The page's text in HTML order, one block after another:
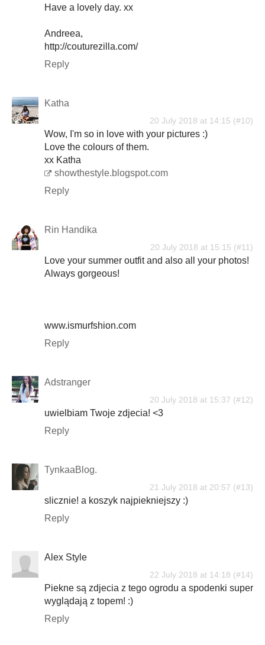
Have a lovely day. xx
Andreea,
http://couturezilla.com/
Reply
Katha
20 July 2018 at 14:15
Wow, I'm so in love with your pictures :)
Love the colours of them.
xx Katha
showthestyle.blogspot.com
Reply
Rin Handika
20 July 2018 at 15:15
Love your summer outfit and also all your photos!
Always gorgeous!
www.ismurfshion.com
Reply
Adstranger
20 July 2018 at 15:37
uwielbiam Twoje zdjecia! <3
Reply
TynkaaBlog.
21 July 2018 at 20:57
slicznie! a koszyk najpiekniejszy :)
Reply
Alex Style
22 July 2018 at 14:18
Piekne są zdjecia z tego ogrodu a spodenki super
wyglądają z topem! :)
Reply